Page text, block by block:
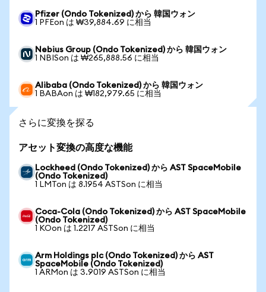
Pfizer (Ondo Tokenized) から 韓国ウォン
1 PFEon は ₩39,884.69 に相当
Nebius Group (Ondo Tokenized) から 韓国ウォン
1 NBISon は ₩265,888.56 に相当
Alibaba (Ondo Tokenized) から 韓国ウォン
1 BABAon は ₩182,979.65 に相当
さらに変換を探る
アセット変換の高度な機能
Lockheed (Ondo Tokenized) から AST SpaceMobile
(Ondo Tokenized)
1 LMTon は 8.1954 ASTSon に相当
Coca-Cola (Ondo Tokenized) から AST SpaceMobile
(Ondo Tokenized)
1 KOon は 1.2217 ASTSon に相当
Arm Holdings plc (Ondo Tokenized) から AST
SpaceMobile (Ondo Tokenized)
1 ARMon は 3.9019 ASTSon に相当